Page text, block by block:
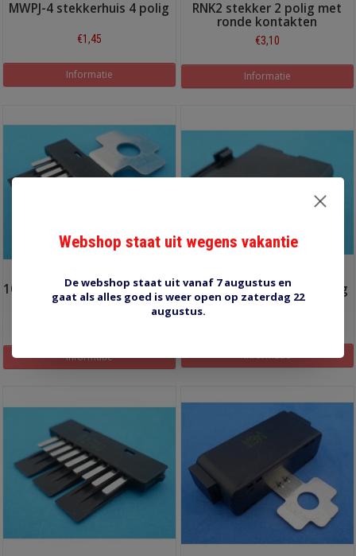
MWPJ-4 stekkerhuis 4 polig
€1,45
Informatie
RNK2 stekker 2 polig met
ronde kontakten
€3,10
Informatie
10614 centraal massapunt 9-
V
Informatie
10605 stekkerhuis 9 voudig
Informatie
Webshop staat uit wegens vakantie
De webshop staat uit vanaf 7 augustus en
gaat als alles goed is weer open op zaterdag 22
augustus.